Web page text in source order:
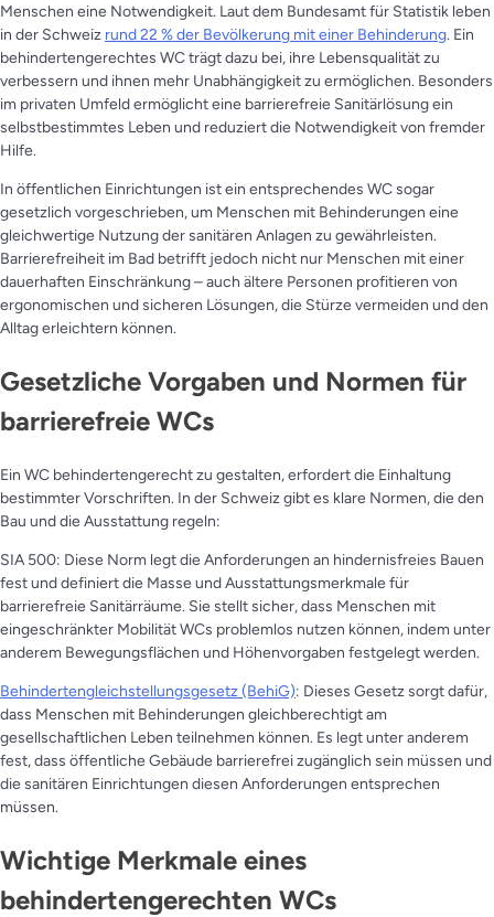
Menschen eine Notwendigkeit. Laut dem Bundesamt für Statistik leben
in der Schweiz rund 22 % der Bevölkerung mit einer Behinderung. Ein
behindertengerechtes WC trägt dazu bei, ihre Lebensqualität zu
verbessern und ihnen mehr Unabhängigkeit zu ermöglichen. Besonders
im privaten Umfeld ermöglicht eine barrierefreie Sanitärlösung ein
selbstbestimmtes Leben und reduziert die Notwendigkeit von fremder
Hilfe.
In öffentlichen Einrichtungen ist ein entsprechendes WC sogar
gesetzlich vorgeschrieben, um Menschen mit Behinderungen eine
gleichwertige Nutzung der sanitären Anlagen zu gewährleisten.
Barrierefreiheit im Bad betrifft jedoch nicht nur Menschen mit einer
dauerhaften Einschränkung – auch ältere Personen profitieren von
ergonomischen und sicheren Lösungen, die Stürze vermeiden und den
Alltag erleichtern können.
Gesetzliche Vorgaben und Normen für
barrierefreie WCs
Ein WC behindertengerecht zu gestalten, erfordert die Einhaltung
bestimmter Vorschriften. In der Schweiz gibt es klare Normen, die den
Bau und die Ausstattung regeln:
SIA 500: Diese Norm legt die Anforderungen an hindernisfreies Bauen
fest und definiert die Masse und Ausstattungsmerkmale für
barrierefreie Sanitärräume. Sie stellt sicher, dass Menschen mit
eingeschränkter Mobilität WCs problemlos nutzen können, indem unter
anderem Bewegungsflächen und Höhenvorgaben festgelegt werden.
Behindertengleichstellungsgesetz (BehiG): Dieses Gesetz sorgt dafür,
dass Menschen mit Behinderungen gleichberechtigt am
gesellschaftlichen Leben teilnehmen können. Es legt unter anderem
fest, dass öffentliche Gebäude barrierefrei zugänglich sein müssen und
die sanitären Einrichtungen diesen Anforderungen entsprechen
müssen.
Wichtige Merkmale eines
behindertengerechten WCs